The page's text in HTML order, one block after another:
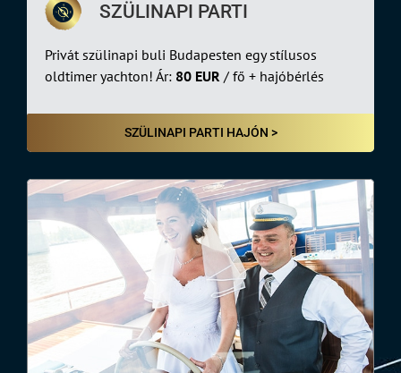
SZÜLINAPI PARTI
Privát szülinapi buli Budapesten egy stílusos
oldtimer yachton! Ár: 80 EUR / fő + hajóbérlés
SZÜLINAPI PARTI HAJÓN >